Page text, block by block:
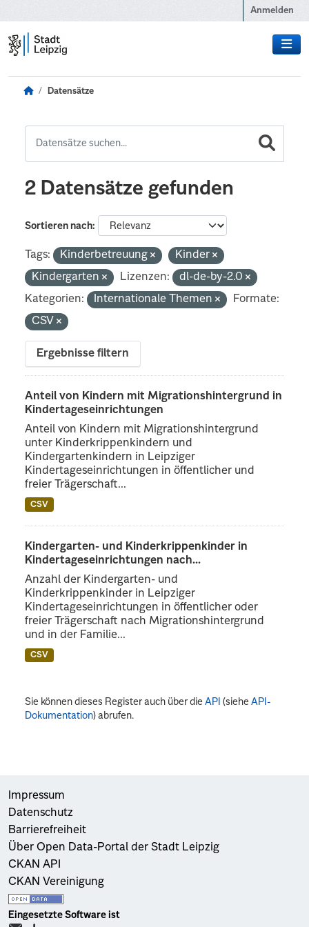
Anmelden
Datensätze
2 Datensätze gefunden
Sortieren nach
Tags: Kinderbetreuung
Kinder
Kindergarten
Lizenzen:
dl-de-by-2.0
Kategorien:
Internationale Themen
Formate:
CSV
Ergebnisse filtern
Anteil von Kindern mit Migrationshintergrund in
Kindertageseinrichtungen
Anteil von Kindern mit Migrationshintergrund
unter Kinderkrippenkindern und
Kindergartenkindern in Leipziger
Kindertageseinrichtungen in öffentlicher und
freier Trägerschaft...
CSV
Kindergarten- und Kinderkrippenkinder in
Kindertageseinrichtungen nach...
Anzahl der Kindergarten- und
Kinderkrippenkinder in Leipziger
Kindertageseinrichtungen in öffentlicher oder
freier Trägerschaft nach Migrationshintergrund
und in der Familie...
CSV
Sie können dieses Register auch über dieAPI (sieheAPI-
Dokumentation) abrufen.
Impressum
Datenschutz
Barrierefreiheit
Über Open Data-Portal der Stadt Leipzig
CKAN API
CKAN Vereinigung
Eingesetzte Software ist